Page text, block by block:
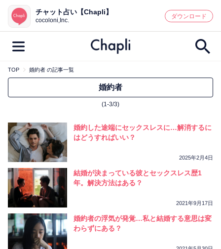
鑑定記事・占い師検索
最新記事一覧
カテゴリー別
鑑定
キーワード別
彼の気持ち 恋の行方 時期
今週の運勢
相性 復縁 連絡
チャット占い【Chapli】
cocoloni,Inc.
ダウンロード
TOP 婚約者 の記事一覧
婚約者
(1-3/3)
婚約した途端にセックスレスに…解消するに
はどうすればいい？
2025年2月4日
結婚が決まっている彼とセックスレス歴1
年。解決方法はある？
2021年9月17日
婚約者の浮気が発覚…私と結婚する意思は変
わらずにある？